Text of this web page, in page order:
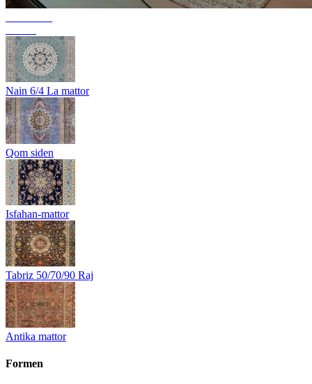
Nain 6/4 La mattor
Qom siden
Isfahan-mattor
Tabriz 50/70/90 Raj
Antika mattor
Formen